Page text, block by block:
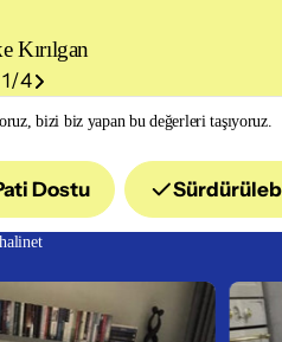
Kırılgan
1/4
bizi biz yapan bu değerleri taşıyoruz.
Dostu